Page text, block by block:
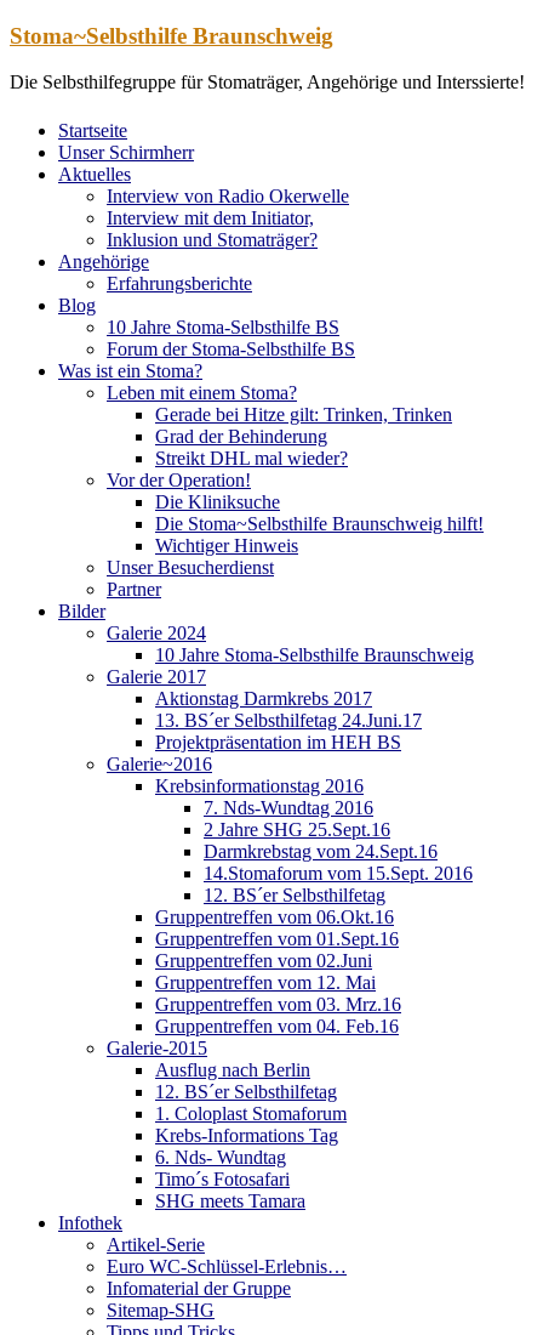
Zum
springen
Stoma~Selbsthilfe Braunschweig
Die Selbsthilfegruppe für Stomaträger, Angehörige und Interssierte!
Startseite
Unser Schirmherr
Aktuelles
Interview von Radio Okerwelle
Interview mit dem Initiator,
Inklusion und Stomaträger?
Angehörige
Erfahrungsberichte
Blog
10 Jahre Stoma-Selbsthilfe BS
Forum der Stoma-Selbsthilfe BS
Was ist ein Stoma?
Leben mit einem Stoma?
Gerade bei Hitze gilt: Trinken, Trinken
Grad der Behinderung
Streikt DHL mal wieder?
Vor der Operation!
Die Kliniksuche
Die Stoma~Selbsthilfe Braunschweig hilft!
Wichtiger Hinweis
Unser Besucherdienst
Partner
Bilder
Galerie 2024
10 Jahre Stoma-Selbsthilfe Braunschweig
Galerie 2017
Aktionstag Darmkrebs 2017
13. BS´er Selbsthilfetag 24.Juni.17
Projektpräsentation im HEH BS
Galerie~2016
Krebsinformationstag 2016
7. Nds-Wundtag 2016
2 Jahre SHG 25.Sept.16
Darmkrebstag vom 24.Sept.16
14.Stomaforum vom 15.Sept. 2016
12. BS´er Selbsthilfetag
Gruppentreffen vom 06.Okt.16
Gruppentreffen vom 01.Sept.16
Gruppentreffen vom 02.Juni
Gruppentreffen vom 12. Mai
Gruppentreffen vom 03. Mrz.16
Gruppentreffen vom 04. Feb.16
Galerie-2015
Ausflug nach Berlin
12. BS´er Selbsthilfetag
1. Coloplast Stomaforum
Krebs-Informations Tag
6. Nds- Wundtag
Timo´s Fotosafari
SHG meets Tamara
Infothek
Artikel-Serie
Euro WC-Schlüssel-Erlebnis…
Infomaterial der Gruppe
Sitemap-SHG